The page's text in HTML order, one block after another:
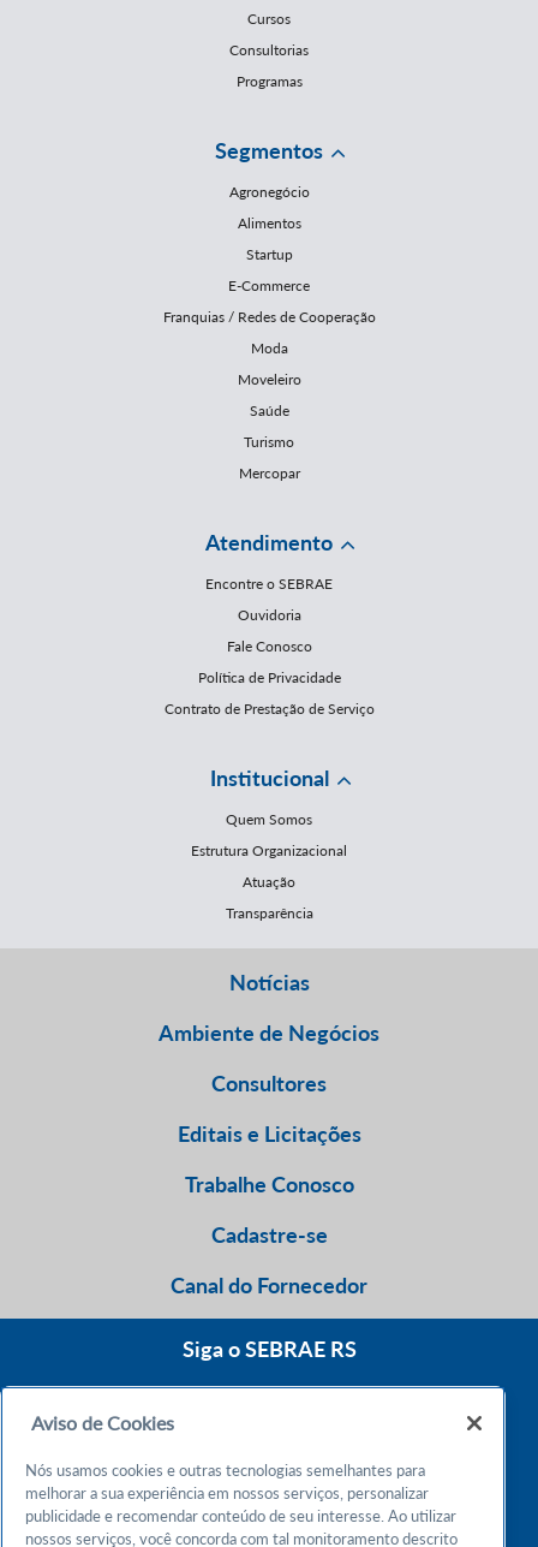
Cursos
Consultorias
Programas
Segmentos
Agronegócio
Alimentos
Startup
E-Commerce
Franquias / Redes de Cooperação
Moda
Moveleiro
Saúde
Turismo
Mercopar
Atendimento
Encontre o SEBRAE
Ouvidoria
Fale Conosco
Política de Privacidade
Contrato de Prestação de Serviço
Institucional
Quem Somos
Estrutura Organizacional
Atuação
Transparência
Notícias
Ambiente de Negócios
Consultores
Editais e Licitações
Trabalhe Conosco
Cadastre-se
Canal do Fornecedor
Siga o SEBRAE RS
Atendimento 24h
Aviso de Cookies
Nós usamos cookies e outras tecnologias semelhantes para
melhorar a sua experiência em nossos serviços, personalizar
publicidade e recomendar conteúdo de seu interesse. Ao utilizar
nossos serviços, você concorda com tal monitoramento descrito